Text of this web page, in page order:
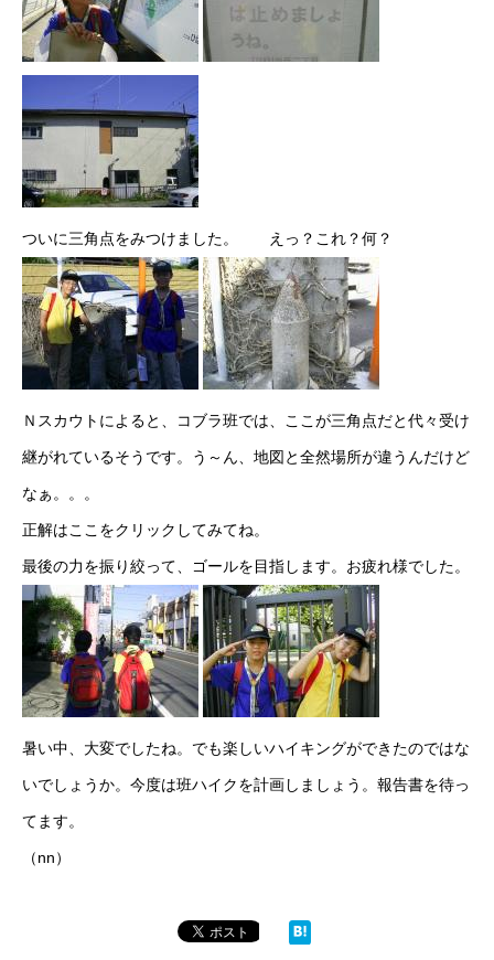
ついに三角点をみつけました。 えっ？これ？何？
Ｎスカウトによると、コブラ班では、ここが三角点だと代々受け
継がれているそうです。う～ん、地図と全然場所が違うんだけど
なぁ。。。
正解はここをクリック してみてね。
最後の力を振り絞って、ゴールを目指します。お疲れ様でした。
暑い中、大変でしたね。でも楽しいハイキングができたのではな
いでしょうか。今度は班ハイクを計画しましょう。報告書を待っ
てます。
（nn）